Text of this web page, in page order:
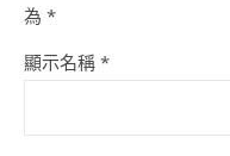
為 *
顯示名稱 *